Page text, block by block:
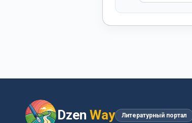
Dzen Way Литературный портал